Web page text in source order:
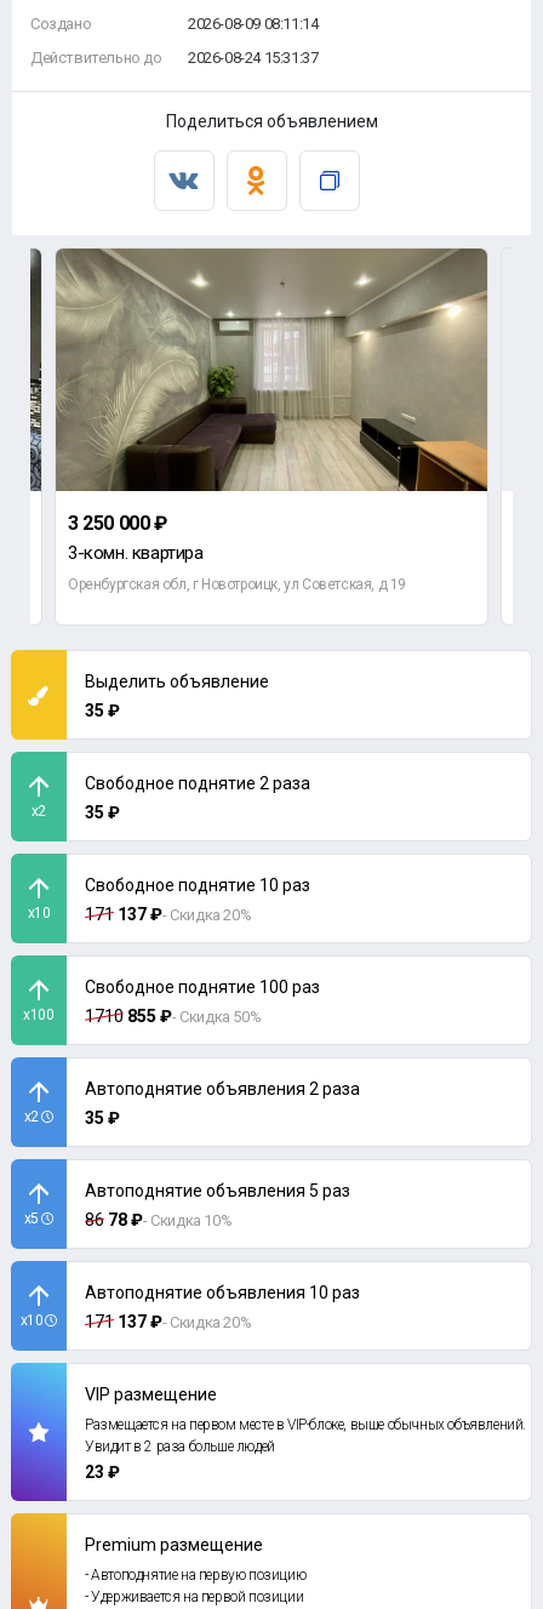
Создано
Действительно до
2026-08-09 08:11:14
2026-08-24 15:31:37
Поделиться объявлением
3 250 000 ₽
3-комн. квартира
Оренбургская обл, г Новотроицк, ул Советская, д 19
Выделить объявление
35 ₽
x2
Свободное поднятие 2 раза
35 ₽
x10
Свободное поднятие 10 раз
171 137 ₽- Скидка 20%
x100
Свободное поднятие 100 раз
1710 855 ₽- Скидка 50%
x2
Автоподнятие объявления 2 раза
35 ₽
x5
Автоподнятие объявления 5 раз
86 78 ₽- Скидка 10%
x10
Автоподнятие объявления 10 раз
171 137 ₽- Скидка 20%
VIP размещение
Размещается на первом месте в VIP-блоке, выше обычных объявлений.
Увидит в 2 раза больше людей
23 ₽
Premium размещение
- Автоподнятие на первую позицию
- Удерживается на первой позиции